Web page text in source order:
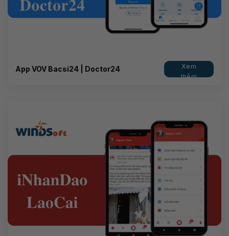
App VOV Bacsi24 | Doctor24
Xem
thêm